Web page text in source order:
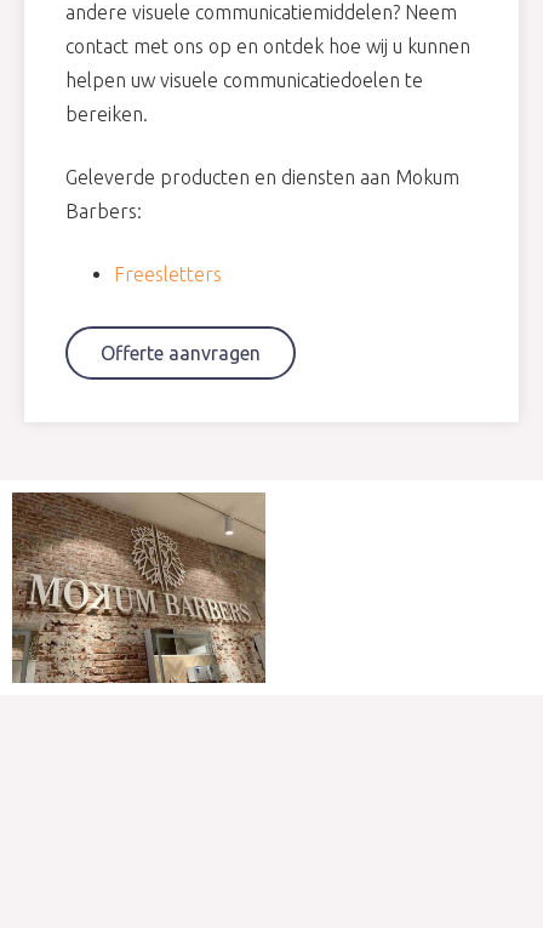
andere visuele communicatiemiddelen? Neem
contact met ons op en ontdek hoe wij u kunnen
helpen uw visuele communicatiedoelen te
bereiken.
Geleverde producten en diensten aan Mokum
Barbers:
Freesletters
Offerte aanvragen